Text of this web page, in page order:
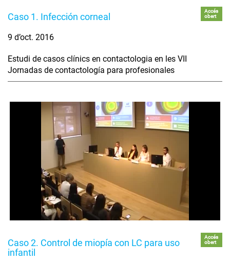
Caso 1. Infección corneal
Accés
obert
9 d’oct. 2016
Estudi de casos clínics en contactologia en les VII
Jornadas de contactología para profesionales
Caso 2. Control de miopía con LC para uso
infantil
Accés
obert